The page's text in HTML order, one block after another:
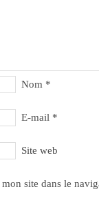
Nom *
E-mail *
Site web
site dans le